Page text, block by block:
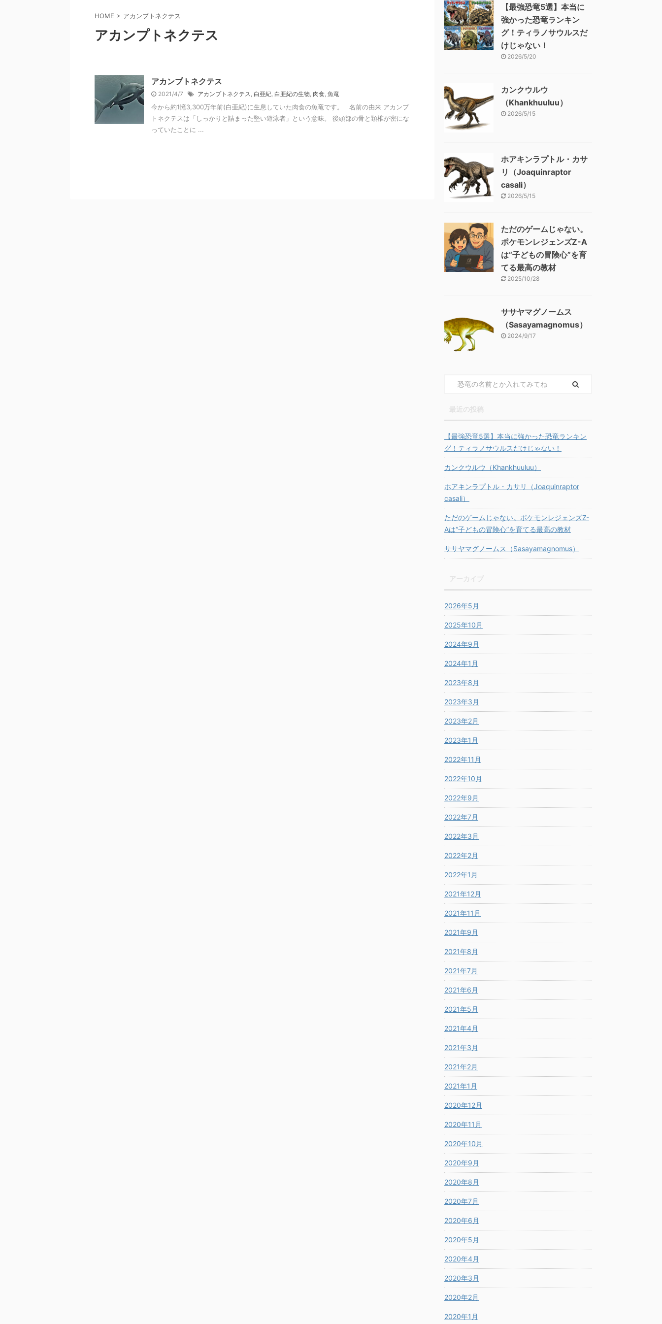
HOME > アカンプトネクテス
アカンプトネクテス
アカンプトネクテス
2021/4/7 アカンプトネクテス, 白亜紀, 白亜紀の生物, 肉食, 魚竜
今から約1憶3,300万年前(白亜紀)に生息していた肉食の魚竜です。 名前の由来 アカンプ
トネクテスは「しっかりと詰まった堅い遊泳者」という意味。 後頭部の骨と頚椎が密にな
っていたことに ...
【最強恐竜5選】本当に
強かった恐竜ランキン
グ！ティラノサウルスだ
けじゃない！
2026/5/20
カンクウルウ
（Khankhuuluu）
2026/5/15
ホアキンラプトル・カサ
リ（Joaquinraptor
casali）
2026/5/15
ただのゲームじゃない。
ポケモンレジェンズZ-A
は“子どもの冒険心”を育
てる最高の教材
2025/10/28
ササヤマグノームス
（Sasayamagnomus）
2024/9/17
【最強恐竜5選】本当に強かった恐竜ランキン
グ！ティラノサウルスだけじゃない！
カンクウルウ（Khankhuuluu）
ホアキンラプトル・カサリ（Joaquinraptor
casali）
ただのゲームじゃない。ポケモンレジェンズZ-
Aは“子どもの冒険心”を育てる最高の教材
ササヤマグノームス（Sasayamagnomus）
2026年5月
2025年10月
2024年9月
2024年1月
2023年8月
2023年3月
2023年2月
2023年1月
2022年11月
2022年10月
2022年9月
2022年7月
2022年3月
2022年2月
2022年1月
2021年12月
2021年11月
2021年9月
2021年8月
2021年7月
2021年6月
2021年5月
2021年4月
2021年3月
2021年2月
2021年1月
2020年12月
2020年11月
2020年10月
2020年9月
2020年8月
2020年7月
2020年6月
2020年5月
2020年4月
2020年3月
2020年2月
2020年1月